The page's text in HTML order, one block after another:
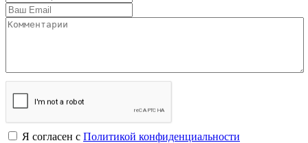
Я согласен с Политикой конфиденциальности